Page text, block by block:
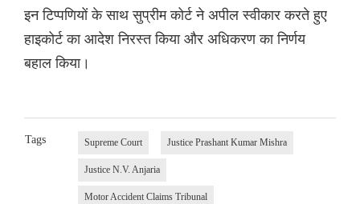
इन टिप्पणियों के साथ सुप्रीम कोर्ट ने अपील स्वीकार करते हुए
हाइकोर्ट का आदेश निरस्त किया और अधिकरण का निर्णय
बहाल किया।
Tags Supreme Court Justice Prashant Kumar Mishra
Justice N.V. Anjaria
Motor Accident Claims Tribunal